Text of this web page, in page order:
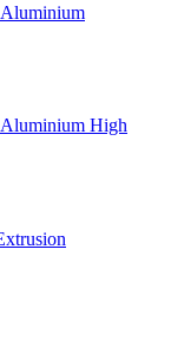
High